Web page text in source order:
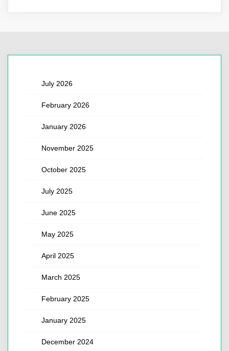
July 2026
February 2026
January 2026
November 2025
October 2025
July 2025
June 2025
May 2025
April 2025
March 2025
February 2025
January 2025
December 2024